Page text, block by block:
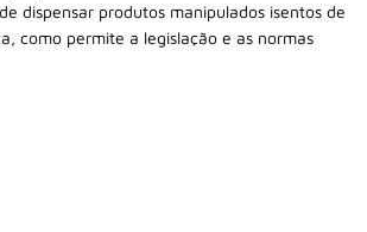
dispensar produtos manipulados isentos de
como permite a legislação e as normas